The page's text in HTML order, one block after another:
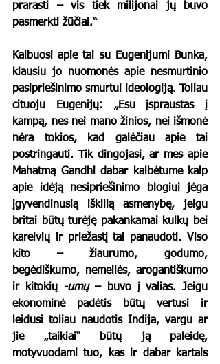
prarasti – vis tiek milijonai jų buvo
pasmerkti žūčiai.“
Kalbuosi apie tai su Eugenijumi Bunka,
klausiu jo nuomonės apie nesmurtinio
pasipriešinimo smurtui ideologiją. Toliau
cituoju Eugenijų: „Esu įspraustas į
kampą, nes nei mano žinios, nei išmonė
nėra tokios, kad galėčiau apie tai
postringauti. Tik dingojasi, ar mes apie
Mahatmą Gandhi dabar kalbėtume kaip
apie idėją nesipriešinimo blogiui jėga
įgyvendinusią iškilią asmenybę, jeigu
britai būtų turėję pakankamai kulkų bei
kareivių ir priežastį tai panaudoti. Viso
kito – žiaurumo, godumo,
begėdiškumo, nemeilės, arogantiškumo
ir kitokių -umų – buvo į valias. Jeigu
ekonominė padėtis būtų vertusi ir
leidusi toliau naudotis Indija, vargu ar
jie „taikiai“ būtų ją paleidę,
motyvuodami tuo, kas ir dabar kartais